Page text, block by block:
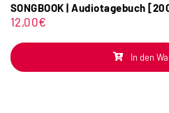
SONGBOOK | Audiotagebuch
12,00€
In den